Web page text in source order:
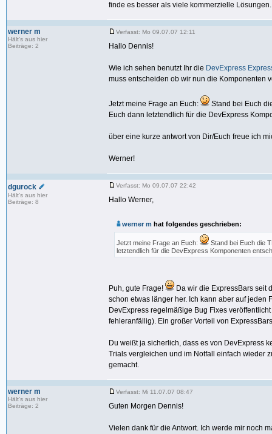
finde es besser als viele kommerzielle Lösungen.
werner m
Hält's aus hier
Beiträge: 2
Verfasst: Mo 09.07.07 12:11
Hallo Dennis!
Wie ich sehen benutzt Ihr die DevExpress
muss entscheiden ob wir nun die Komponenten
Jetzt meine Frage an Euch:
Stand bei Euch
Euch dann letztendlich für die DevExpress
über eine kurze antwort von Dir/Euch freue ich
Werner!
dgurock
Hält's aus hier
Beiträge: 8
Verfasst: Mo 09.07.07 22:42
Hallo Werner,
werner m hat folgendes geschrieben:
Jetzt meine Frage an Euch:
Stand bei Euch die
letztendlich für die DevExpress Komponenten
Puh, gute Frage!
Da wir die ExpressBars seit
schon etwas länger her. Ich kann aber auf jeden
DevExpress regelmäßige Bug Fixes
fehleranfällig). Ein großer Vorteil von
Du weißt ja sicherlich, dass es von DevExpress
Trials vergleichen und im Notfall einfach wieder
gemacht.
werner m
Hält's aus hier
Beiträge: 2
Verfasst: Mi 11.07.07 08:47
Guten Morgen Dennis!
Vielen dank für die Antwort. Ich werde mir noch